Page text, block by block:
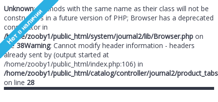
Unknown: Methods with the same name as their class will not be
constructors in a future version of PHP; Browser has a deprecated
constructor in
/home/zooby1/public_html/system/journal2/lib/Browser.php on
line38Warning: Cannot modify header information - headers
already sent by (output started at
/home/zooby1/public_html/index.php:106) in
/home/zooby1/public_html/catalog/controller/journal2/
on line 28